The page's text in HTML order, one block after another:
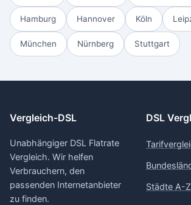
Hamburg Hannover Köln
München Nürnberg Stuttgart
Vergleich-DSL
Unabhängiger DSL Flatrate
Vergleich. Wir helfen
Verbrauchern, den
passenden Internetanbieter
zu finden.
DSL
Städte A-Z